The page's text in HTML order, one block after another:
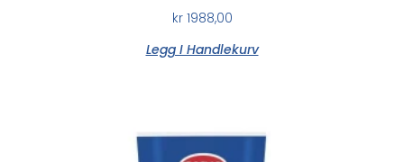
kr1988,00
Legg I Handlekurv